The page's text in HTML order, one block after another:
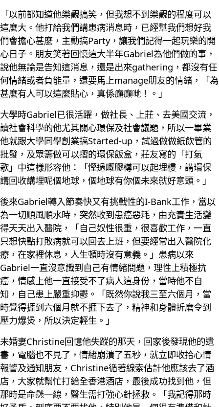
「以前都知道他樂觀搞笑，但我想不到樂觀的程度可以
這麼大。他打給我們講患病消息時，已經幫我們想好我
們會擔心甚麼，主動搞Party，讓我們記得一起玩樂的開
心日子。朋友笑著回憶這大半年Gabriel為他們做的事，
說他無論是告知這消息，還是出來gathering，都沒有任
何情緒或者負能量，還要馬上manage朋友的情緒，「為
甚麼有人可以這麼貼心，真係癲癲哋！。」
大學時Gabriel已很活躍，做社長、上莊、去美國交流，
讀社會科學的他尤其關心環保及社會議題，所以一畢業
他就跟大學同學創業搞Started-up，試過做做紙飲管的
批發，及眾籌做可以摺的環保飯盒，莊友寫的「打氣
歌」中這樣形容他：「慳過嘅膠樽可以起埋樓，講環保
講回收講埋呢個地球，個地球有你個未來就好意頭。」
後來Gabriel轉入節奏快又有挑戰性的I-Bank工作，當以
為一切順風順水時，突然收到患癌惡耗，由充實生活變
得天天出入醫院，「自己奴性很重，很喜歡工作，一直
只想快點打敗病就可以回去上班，但要經常出入醫院化
療，在家裡休息，人生頓時沒有意義。」患病以來
Gabriel一直沒意識到自己有情緒問題，理性上積極抗
癌，情感上他一直接受不了病人這身份，當時他不自
知，自己患上嚴重抑鬱。「既然你說我三至六個月，當
時覺得捱到六個月就不捱下去了，精神和身體折磨令到
壓力爆煲，所以決定輕生。」
未婚妻Christine回憶他失蹤的那天，回家後發現他的遺
書，電腦也不見了，情緒崩潰了五秒，就立即收拾心情
報警及通知朋友，Christine循著線索估計他應該去了酒
店，大家就幫忙打給全香港酒店，最後成功找到他，但
那時是命懸一線，醫生需打強心針拯救。「我記得那時